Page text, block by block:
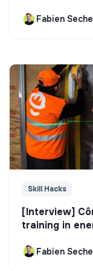
Fabien
Skill Hacks
[Interview]
training in
Fabien